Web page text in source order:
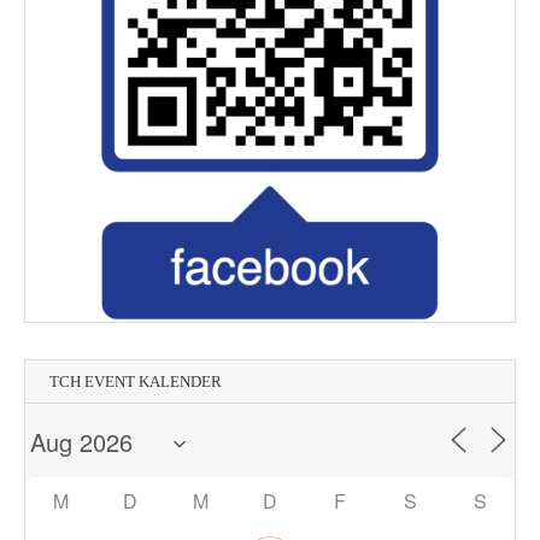
Printmedia Mannheim
Wirtschaftsprüfer & Steuerberater
Unternehmensberatung Facility Management
Magnetschalungstechnologie
in Hockenheim
Wasser - Strom - Erdgas - Umwelt
in Hockenheim
TCH EVENT KALENDER
M D M D F S S